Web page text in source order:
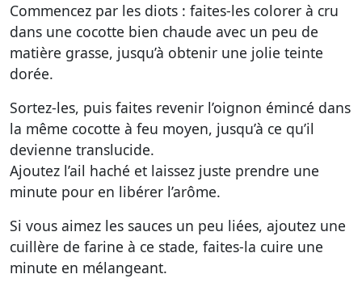
Commencez par les diots : faites-les colorer à cru
dans une cocotte bien chaude avec un peu de
matière grasse, jusqu’à obtenir une jolie teinte
dorée.
Sortez-les, puis faites revenir l’oignon émincé dans
la même cocotte à feu moyen, jusqu’à ce qu’il
devienne translucide.
Ajoutez l’ail haché et laissez juste prendre une
minute pour en libérer l’arôme.
Si vous aimez les sauces un peu liées, ajoutez une
cuillère de farine à ce stade, faites-la cuire une
minute en mélangeant.